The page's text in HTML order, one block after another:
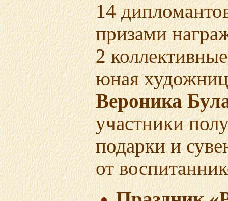
14
призами
2
юная
Вероника
участники
подарки и
от